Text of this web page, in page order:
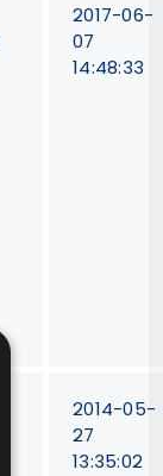
2017-06-
07
14:48:33
2014-05-
27
13:35:02